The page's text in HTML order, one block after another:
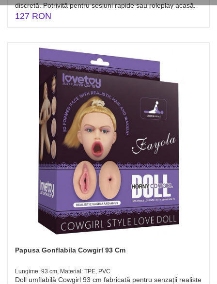
discretă. Potrivită pentru sesiuni rapide sau roleplay acasă.
127 RON
Papusa Gonflabila Cowgirl 93 Cm
Lungime: 93 cm, Material: TPE, PVC
Doll umflabilă Cowgirl 93 cm fabricată pentru senzații realiste